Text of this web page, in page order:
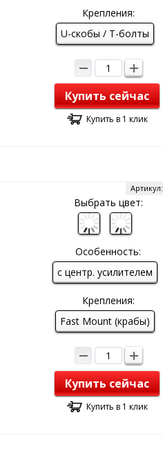
Крепления:
U-скобы / T-болты
Купить сейчас
Купить в 1 клик
Артикул:
Выбрать цвет:
Особенность:
с центр. усилителем
Крепления:
Fast Mount (крабы)
Купить сейчас
Купить в 1 клик